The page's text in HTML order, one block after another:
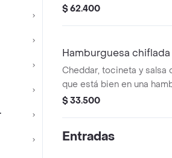
confiable que nunca falla,
$ 62.400
Hamburguesa
Cheddar, tocineta y salsa
que está bien en una
Coca cola 400ml
$ 33.500
Entradas